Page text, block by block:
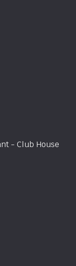
- Club House